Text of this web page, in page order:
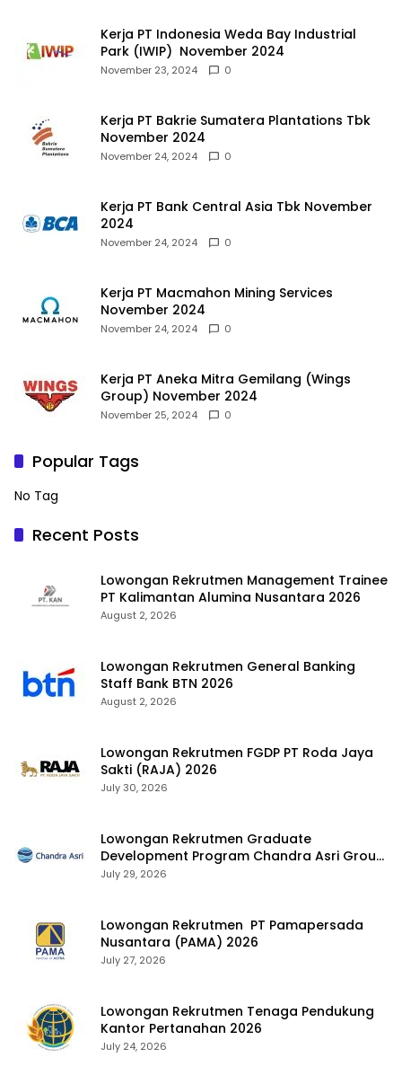
Kerja PT Indonesia Weda Bay Industrial
Park (IWIP) November 2024
November 23, 2024 0
Kerja PT Bakrie Sumatera Plantations Tbk
November 2024
November 24, 2024 0
Kerja PT Bank Central Asia Tbk November
2024
November 24, 2024 0
Kerja PT Macmahon Mining Services
November 2024
November 24, 2024 0
Kerja PT Aneka Mitra Gemilang (Wings
Group) November 2024
November 25, 2024 0
Popular Tags
No Tag
Recent Posts
Lowongan Rekrutmen Management Trainee
PT Kalimantan Alumina Nusantara 2026
August 2, 2026
Lowongan Rekrutmen General Banking
Staff Bank BTN 2026
August 2, 2026
Lowongan Rekrutmen FGDP PT Roda Jaya
Sakti (RAJA) 2026
July 30, 2026
Lowongan Rekrutmen Graduate
Development Program Chandra Asri Group
2026
July 29, 2026
Lowongan Rekrutmen PT Pamapersada
Nusantara (PAMA) 2026
July 27, 2026
Lowongan Rekrutmen Tenaga Pendukung
Kantor Pertanahan 2026
July 24, 2026